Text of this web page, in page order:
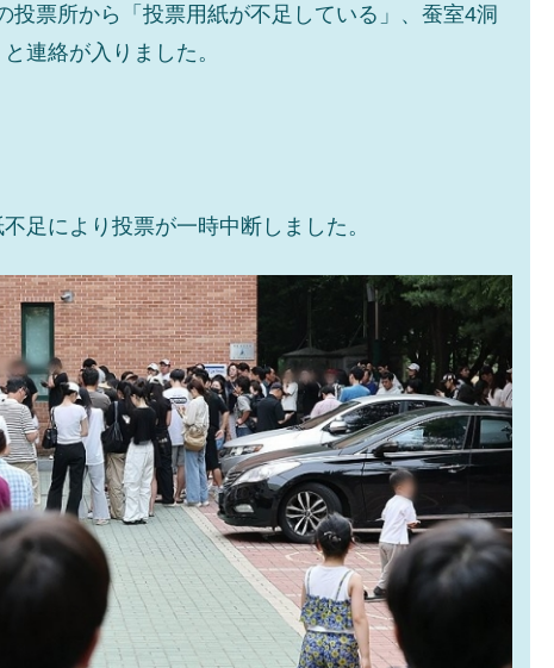
は？票所から「投票用紙が不足している」、蚕室4洞
連絡が入りました。
足により投票が一時中断しました。